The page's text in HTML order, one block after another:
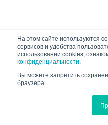
На этом сайте используются
сервисов и удобства
использовании cookies,
конфиденциальности.
Вы можете запретить
браузера.
Copyright ©
Политика